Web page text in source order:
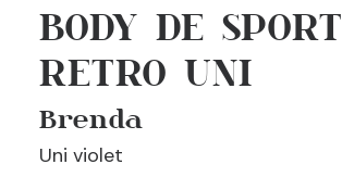
BODY DE SPORT
RETRO UNI
Brenda
Uni violet